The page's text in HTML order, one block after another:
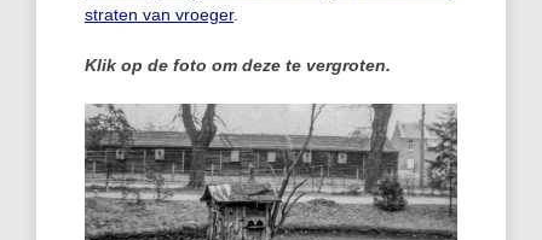
straten van vroeger.
Klik op de foto om deze te vergroten.